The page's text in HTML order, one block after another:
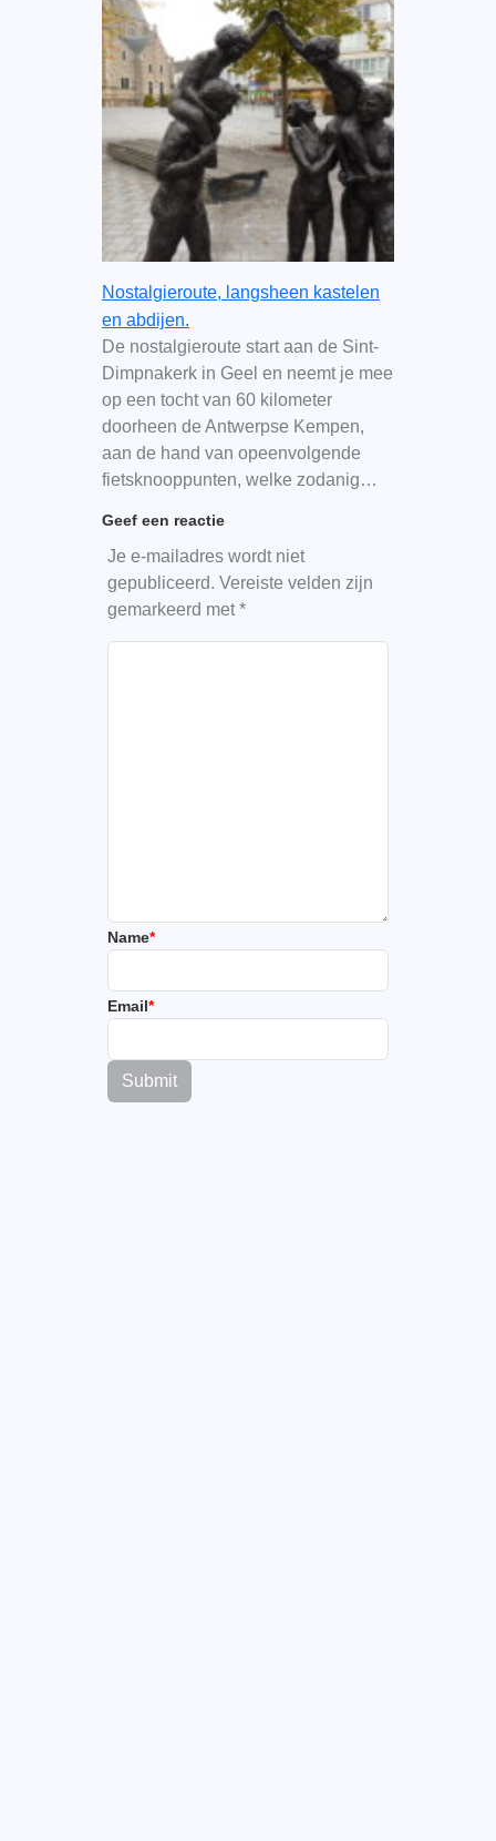
Nostalgieroute, langsheen kastelen
en abdijen.
De nostalgieroute start aan de Sint-
Dimpnakerk in Geel en neemt je mee
op een tocht van 60 kilometer
doorheen de Antwerpse Kempen,
aan de hand van opeenvolgende
fietsknooppunten, welke zodanig…
Geef een reactie
Je e-mailadres wordt niet
gepubliceerd. Vereiste velden zijn
gemarkeerd met*
Name*
Email*